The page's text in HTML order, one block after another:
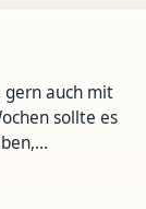
gern auch mit
sollte es